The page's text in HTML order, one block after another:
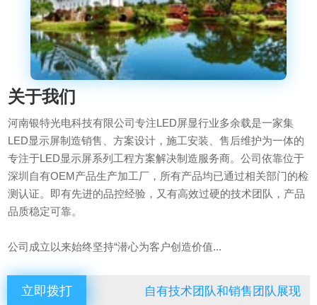
关于我们
河南银特光电科技有限公司专注LED屏显行业多余载是一家集
LED显示屏制造销售、方案设计，施工安装、售后维护为一体的
专注于LED显示屏系列工程方案解决制造服务商。公司依靠位于
深圳自有OEM产品生产加工厂，所有产品均已通过相关部门的检
测认证。即有先进的品控经验，又有高效过硬的技术团队，产品
品质稳定可靠。
公司成立以来始终坚持“潜心为客户创造价值...
立即拨打 自有技术团队和销售团队展现